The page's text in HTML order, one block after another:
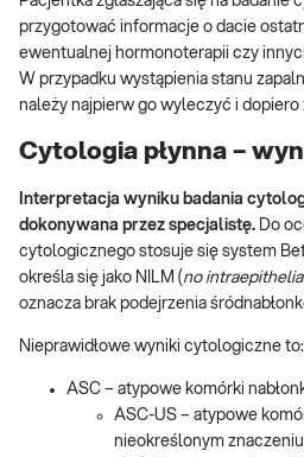
przygotować informacje o dacie
ewentualnej hormonoterapii czy
W przypadku wystąpienia stanu
należy najpierw go wyleczyć i dopiero
Cytologia płynna –
Interpretacja wyniku badania
dokonywana przez specjalistę. Do
cytologicznego stosuje się system
określa się jako NILM (no
oznacza brak podejrzenia
Nieprawidłowe wyniki cytologiczne to:
ASC – atypowe komórki
ASC-US – atypowe
nieokreślonym